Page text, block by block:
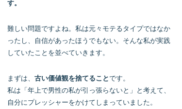
す。
難しい問題ですよね。私は元々モテるタイプではなか
ったし、自信があったほうでもない。そんな私が実践
していたことを並べていきます。
まずは、 古い価値観を捨てることです。
私は「年上で男性の私が引っ張らないと」と考えて、
自分にプレッシャーをかけてしまっていました。